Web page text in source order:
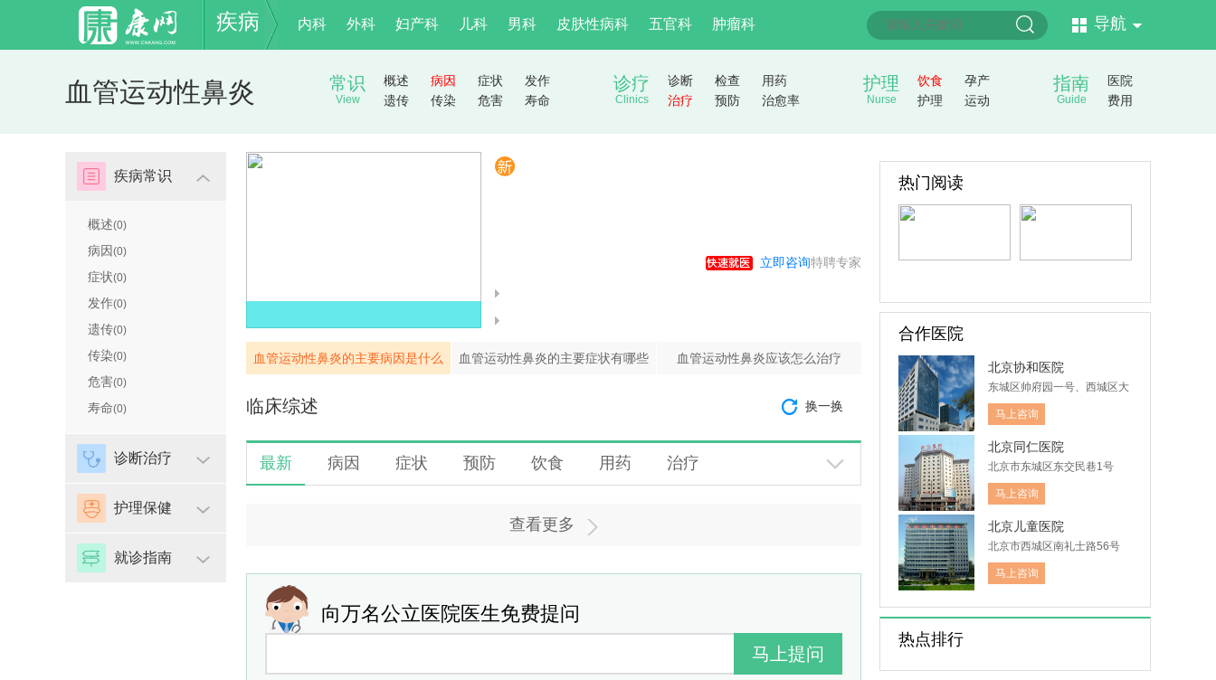
疾病 内科 外科 妇产科 儿科 男科 皮肤性病科 五官科 肿瘤科 导航
血管运动性鼻炎 常识
View
概述 病因 症状
发作
遗传
传染 危害 寿命
诊疗
Clinics
诊断 检查
用药
治疗
预防 治愈率
护理
Nurse
饮食
孕产
护理
运动
指南
Guide
医院
费用
疾病常识
概述(0)
病因(0)
症状(0)
发作(0)
遗传(0)
传染(0)
危害(0)
寿命(0)
诊断治疗
护理保健
就诊指南
立即咨询特聘专家
血管运动性鼻炎的主要病因是什么 血管运动性鼻炎的主要症状有哪些 血管运动性鼻炎应该怎么治疗
临床综述 换一换
最新 病因 症状 预防 饮食 用药 治疗
查看更多
向万名公立医院医生免费提问
热门阅读
合作医院
北京协和医院
东城区帅府园一号、西城区大
木仓胡同41号
马上咨询
北京同仁医院
北京市东城区东交民巷1号
马上咨询
北京儿童医院
北京市西城区南礼士路56号
马上咨询
热点排行